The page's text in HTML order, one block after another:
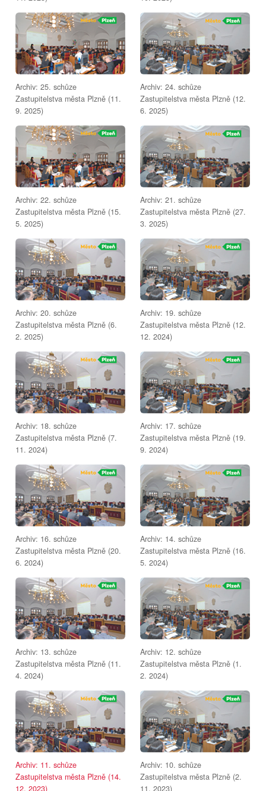
Archiv: 25. schůze
Zastupitelstva města Plzně (11.
9. 2025)
Archiv: 24. schůze
Zastupitelstva města Plzně (12.
6. 2025)
Archiv: 22. schůze
Zastupitelstva města Plzně (15.
5. 2025)
Archiv: 21. schůze
Zastupitelstva města Plzně (27.
3. 2025)
Archiv: 20. schůze
Zastupitelstva města Plzně (6.
2. 2025)
Archiv: 19. schůze
Zastupitelstva města Plzně (12.
12. 2024)
Archiv: 18. schůze
Zastupitelstva města Plzně (7.
11. 2024)
Archiv: 17. schůze
Zastupitelstva města Plzně (19.
9. 2024)
Archiv: 16. schůze
Zastupitelstva města Plzně (20.
6. 2024)
Archiv: 14. schůze
Zastupitelstva města Plzně (16.
5. 2024)
Archiv: 13. schůze
Zastupitelstva města Plzně (11.
4. 2024)
Archiv: 12. schůze
Zastupitelstva města Plzně (1.
2. 2024)
Archiv: 11. schůze
Zastupitelstva města Plzně (14.
12. 2023)
Archiv: 10. schůze
Zastupitelstva města Plzně (2.
11. 2023)